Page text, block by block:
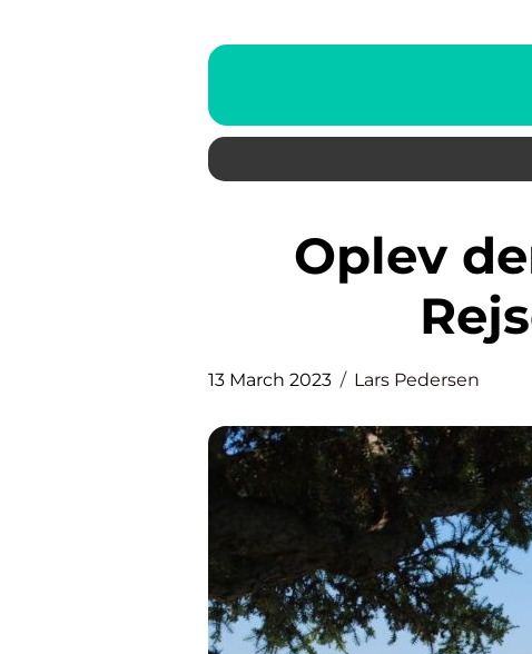
Oplev den græske perle:
13 March 2023 Lars Pedersen